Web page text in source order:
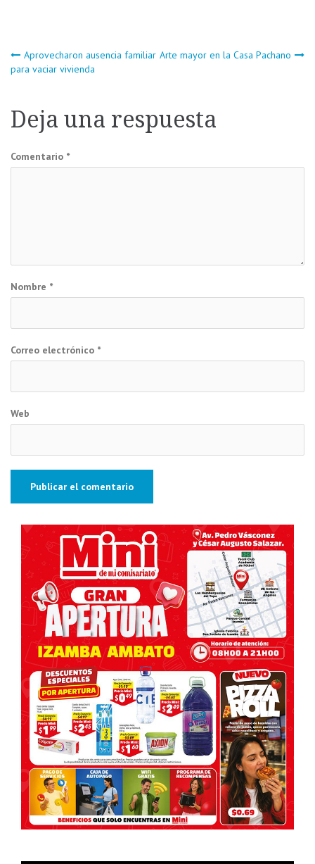
Navegación
entradas
Aprovecharon ausencia familiar
para vaciar vivienda
Arte mayor en la Casa Pachano
Deja una respuesta
Comentario *
Nombre *
Correo electrónico *
Web